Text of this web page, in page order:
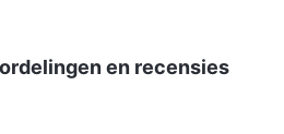
en recensies